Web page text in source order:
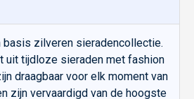
zilveren sieradencollectie.
uit tijdloze sieraden met fashion
draagbaar voor elk moment van
zijn vervaardigd van de hoogste